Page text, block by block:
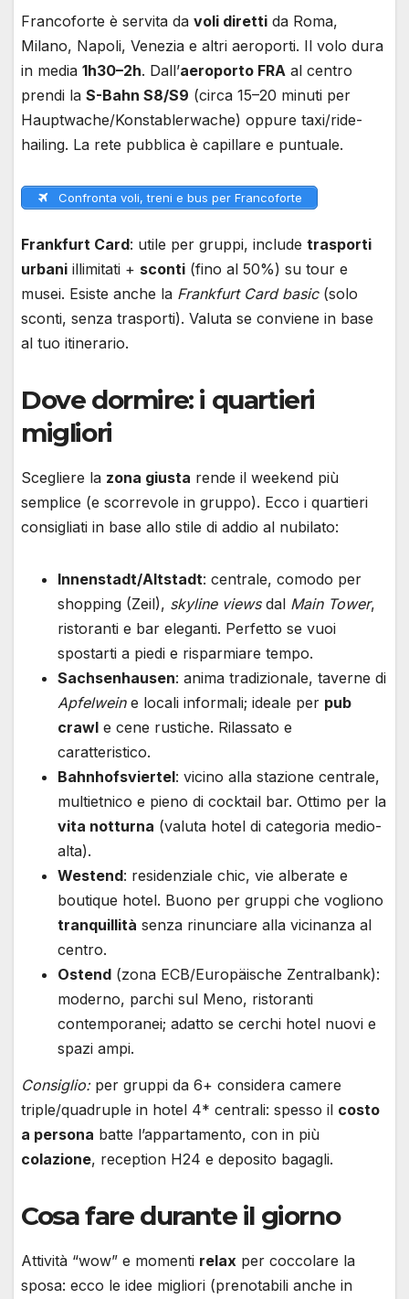
Francoforte è servita da voli diretti da Roma,
Milano, Napoli, Venezia e altri aeroporti. Il volo dura
in media 1h30–2h. Dall’aeroporto FRA al centro
prendi la S-Bahn S8/S9 (circa 15–20 minuti per
Hauptwache/Konstablerwache) oppure taxi/ride-
hailing. La rete pubblica è capillare e puntuale.
Confronta voli, treni e bus per Francoforte
Frankfurt Card: utile per gruppi, include trasporti
urbani illimitati + sconti (fino al 50%) su tour e
musei. Esiste anche la Frankfurt Card basic(solo
sconti, senza trasporti). Valuta se conviene in base
al tuo itinerario.
Dove dormire: i quartieri
migliori
Scegliere la zona giusta rende il weekend più
semplice (e scorrevole in gruppo). Ecco i quartieri
consigliati in base allo stile di addio al nubilato:
Innenstadt/Altstadt: centrale, comodo per
shopping (Zeil), skyline viewsdal Main Tower,
ristoranti e bar eleganti. Perfetto se vuoi
spostarti a piedi e risparmiare tempo.
Sachsenhausen: anima tradizionale, taverne di
Apfelweine locali informali; ideale per pub
crawl e cene rustiche. Rilassato e
caratteristico.
Bahnhofsviertel: vicino alla stazione centrale,
multietnico e pieno di cocktail bar. Ottimo per la
vita notturna (valuta hotel di categoria medio-
alta).
Westend: residenziale chic, vie alberate e
boutique hotel. Buono per gruppi che vogliono
tranquillità senza rinunciare alla vicinanza al
centro.
Ostend (zona ECB/Europäische Zentralbank):
moderno, parchi sul Meno, ristoranti
contemporanei; adatto se cerchi hotel nuovi e
spazi ampi.
Consiglio:per gruppi da 6+ considera camere
triple/quadruple in hotel 4* centrali: spesso il costo
a persona batte l’appartamento, con in più
colazione, reception H24 e deposito bagagli.
Cosa fare durante il giorno
Attività “wow” e momenti relax per coccolare la
sposa: ecco le idee migliori (prenotabili anche in